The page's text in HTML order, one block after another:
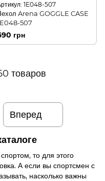
1E048-507
Arena GOGGLE CASE
507
грн
товаров
Вперед
то для этого
А если вы спортсмен с
насколько важны